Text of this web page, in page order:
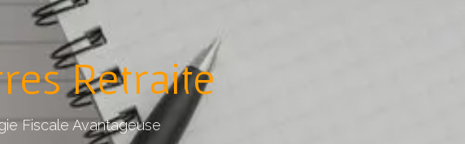
Retraite
Fiscale Avantageuse